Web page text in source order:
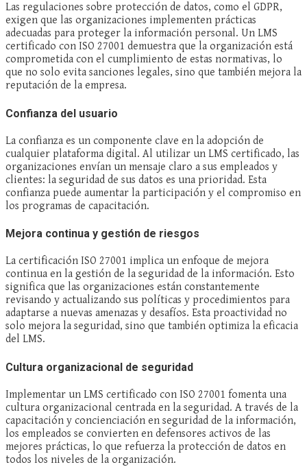
Las regulaciones sobre protección de datos, como el GDPR,
exigen que las organizaciones implementen prácticas
adecuadas para proteger la información personal. Un LMS
certificado con ISO 27001 demuestra que la organización está
comprometida con el cumplimiento de estas normativas, lo
que no solo evita sanciones legales, sino que también mejora la
reputación de la empresa.
Confianza del usuario
La confianza es un componente clave en la adopción de
cualquier plataforma digital. Al utilizar un LMS certificado, las
organizaciones envían un mensaje claro a sus empleados y
clientes: la seguridad de sus datos es una prioridad. Esta
confianza puede aumentar la participación y el compromiso en
los programas de capacitación.
Mejora continua y gestión de riesgos
La certificación ISO 27001 implica un enfoque de mejora
continua en la gestión de la seguridad de la información. Esto
significa que las organizaciones están constantemente
revisando y actualizando sus políticas y procedimientos para
adaptarse a nuevas amenazas y desafíos. Esta proactividad no
solo mejora la seguridad, sino que también optimiza la eficacia
del LMS.
Cultura organizacional de seguridad
Implementar un LMS certificado con ISO 27001 fomenta una
cultura organizacional centrada en la seguridad. A través de la
capacitación y concienciación en seguridad de la información,
los empleados se convierten en defensores activos de las
mejores prácticas, lo que refuerza la protección de datos en
todos los niveles de la organización.